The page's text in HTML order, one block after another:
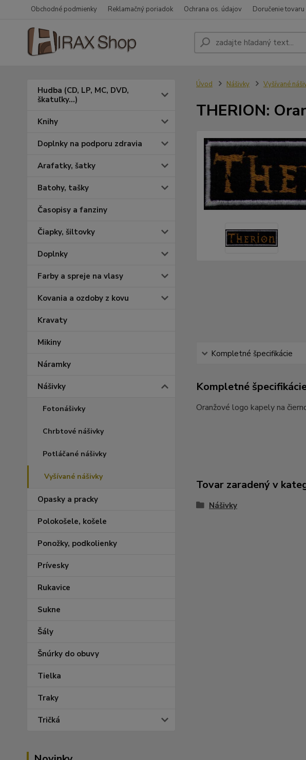
Obchodné podmienky Reklamačný poriadok Ochrana os. údajov Doručenie
Hudba (CD, LP, MC, DVD,
škatuľky...)
Knihy
Doplnky na podporu zdravia
Arafatky, šatky
Batohy, tašky
Časopisy a fanziny
Čiapky, šiltovky
Doplnky
Farby a spreje na vlasy
Kovania a ozdoby z kovu
Kravaty
Mikiny
Náramky
Nášivky
Fotonášivky
Chrbtové nášivky
Potláčané nášivky
Vyšívané nášivky
Opasky a pracky
Polokošele, košele
Ponožky, podkolienky
Prívesky
Rukavice
Sukne
Šály
Šnúrky do obuvy
Tielka
Traky
Tričká
Úvod Nášivky Vyšívané
THERION:
Kompletné špecifikácie
Kompletné
Oranžové logo kapely na
Tovar zaradený v
Nášivky